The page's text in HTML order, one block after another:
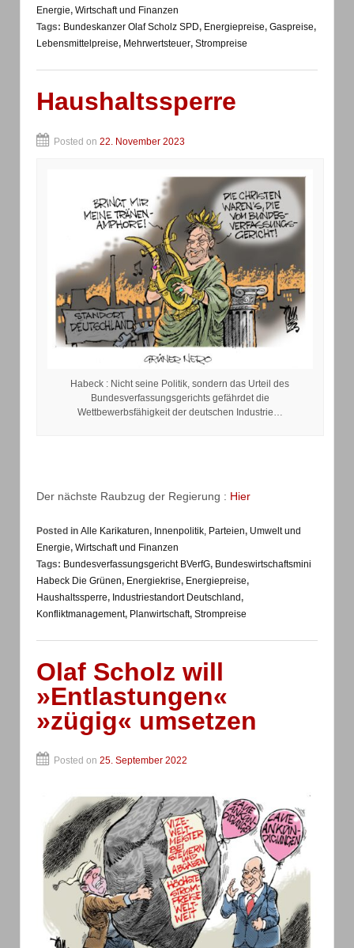
Energie, Wirtschaft und Finanzen
Tags: Bundeskanzer Olaf Scholz SPD, Energiepreise, Gaspreise,
Lebensmittelpreise, Mehrwertsteuer, Strompreise
Haushaltssperre
Posted on 22. November 2023
Habeck : Nicht seine Politik, sondern das Urteil des
Bundesverfassungsgerichts gefährdet die
Wettbewerbsfähigkeit der deutschen Industrie…
Der nächste Raubzug der Regierung : Hier
Posted in Alle Karikaturen, Innenpolitik, Parteien, Umwelt und
Energie, Wirtschaft und Finanzen
Tags: Bundesverfassungsgericht BVerfG, Bundeswirtschaftsmini
Habeck Die Grünen, Energiekrise, Energiepreise,
Haushaltssperre, Industriestandort Deutschland,
Konfliktmanagement, Planwirtschaft, Strompreise
Olaf Scholz will
»Entlastungen«
»zügig« umsetzen
Posted on 25. September 2022